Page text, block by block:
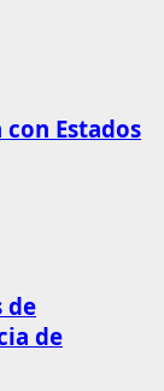
Estados
de
de